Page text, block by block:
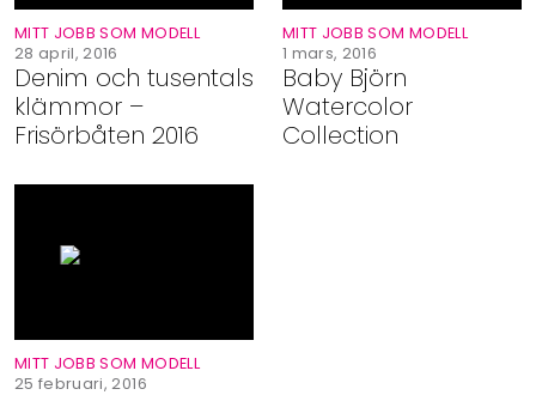
Underhållning
Om Oss
Denim och tusentals
klämmor –
Frisörbåten 2016
MITT JOBB SOM MODELL
28 april, 2016
Baby Björn
Watercolor
Collection
MITT JOBB SOM MODELL
1 mars, 2016
MITT JOBB SOM MODELL
25 februari, 2016